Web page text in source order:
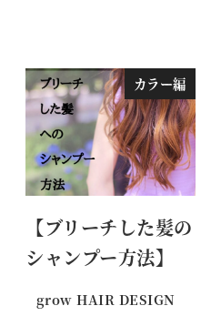
カラー編
【ブリーチした髪の
シャンプー方法】
grow HAIR DESIGN